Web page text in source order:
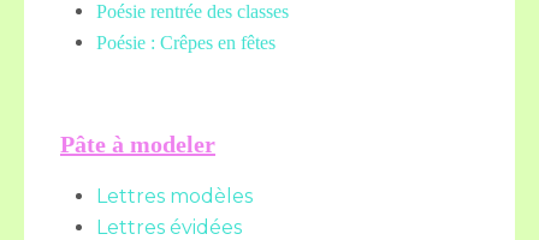
Poésie rentrée des classes
Poésie : Crêpes en fêtes
Pâte à modeler
Lettres modèles
Lettres évidées